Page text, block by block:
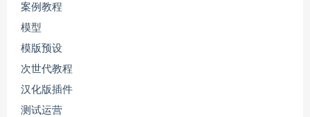
案例教程
模型
模版预设
次世代教程
汉化版插件
测试运营